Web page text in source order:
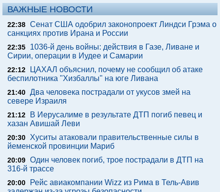
ВАЖНЫЕ НОВОСТИ
22:38 Сенат США одобрил законопроект Линдси Грэма о
санкциях против Ирана и России
22:35
1036-й день войны: действия в Газе, Ливане и
Сирии, операции в Иудее и Самарии
22:12
ЦАХАЛ объяснил, почему не сообщил об атаке
беспилотника "Хизбаллы" на юге Ливана
21:40 Два человека пострадали от укусов змей на
севере Израиля
21:12
В Иерусалиме в результате ДТП погиб певец и
хазан Авишай Леви
20:30
Хуситы атаковали правительственные силы в
йеменской провинции Мариб
20:09 Один человек погиб, трое пострадали в ДТП на
316-й трассе
20:00
Рейс авиакомпании Wizz из Рима в Тель-Авив